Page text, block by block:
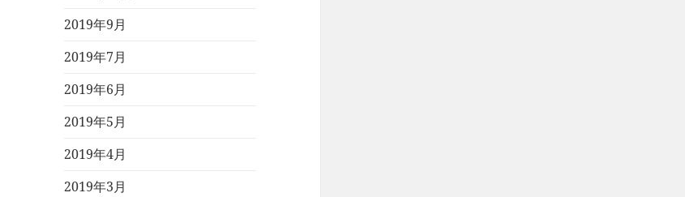
2019年9月
2019年7月
2019年6月
2019年5月
2019年4月
2019年3月